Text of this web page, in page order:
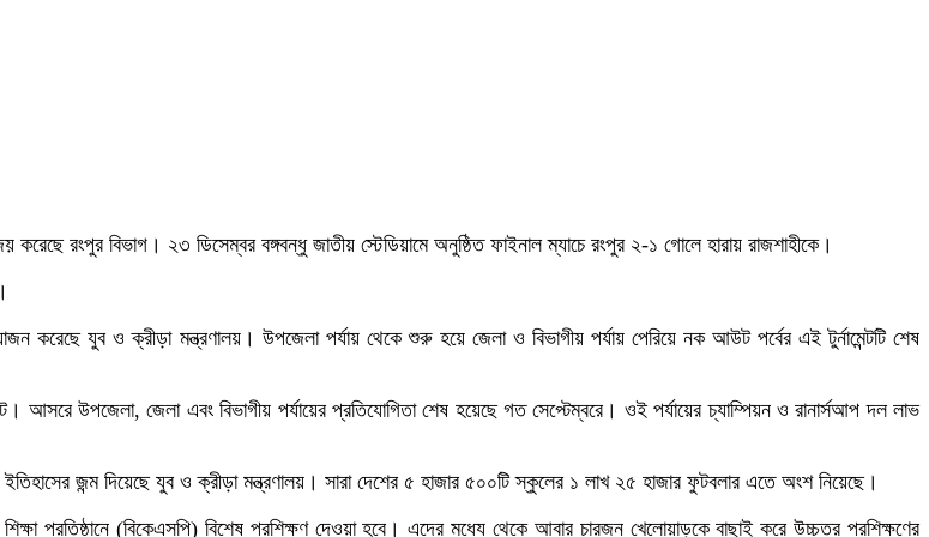
রংপুর বিভাগ। ২৩ ডিসেম্বর বঙ্গবন্ধু জাতীয় স্টেডিয়ামে অনুষ্ঠিত ফাইনাল ম্যাচে রংপুর ২-১ গোলে হারায় রাজশাহীকে।
করেছে যুব ও ক্রীড়া মন্ত্রণালয়। উপজেলা পর্যায় থেকে শুরু হয়ে জেলা ও বিভাগীয় পর্যায় পেরিয়ে নক আউট পর্বের এই টুর্নামেন্টটি শেষ
আসরে উপজেলা, জেলা এবং বিভাগীয় পর্যায়ের প্রতিযোগিতা শেষ হয়েছে গত সেপ্টেম্বরে। ওই পর্যায়ের চ্যাম্পিয়ন ও রানার্সআপ দল লাভ
জন্ম দিয়েছে যুব ও ক্রীড়া মন্ত্রণালয়। সারা দেশের ৫ হাজার ৫০০টি স্কুলের ১ লাখ ২৫ হাজার ফুটবলার এতে অংশ নিয়েছে।
প্রতিষ্ঠানে (বিকেএসপি) বিশেষ প্রশিক্ষণ দেওয়া হবে। এদের মধ্যে থেকে আবার চারজন খেলোয়াড়কে বাছাই করে উচ্চতর প্রশিক্ষণের